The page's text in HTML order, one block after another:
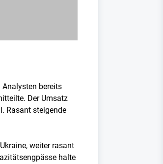
bereits
Der Umsatz
Rasant steigende
weiter rasant
halte